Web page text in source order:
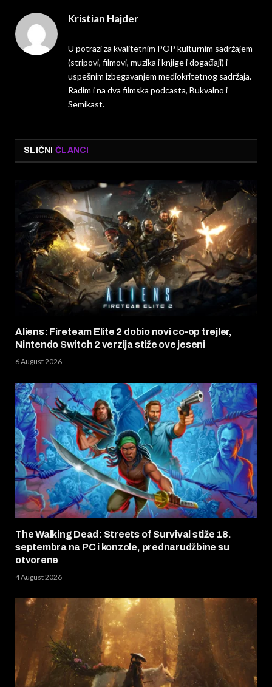
Kristian Hajder
U potrazi za kvalitetnim POP kulturnim sadržajem
(stripovi, filmovi, muzika i knjige i događaji) i
uspešnim izbegavanjem mediokritetnog sadržaja.
Radim i na dva filmska podcasta, Bukvalno i
Semikast.
SLIČNI ČLANCI
Aliens: Fireteam Elite 2 dobio novi co-op trejler,
Nintendo Switch 2 verzija stiže ove jeseni
6 August 2026
The Walking Dead: Streets of Survival stiže 18.
septembra na PC i konzole, prednarudžbine su
otvorene
4 August 2026